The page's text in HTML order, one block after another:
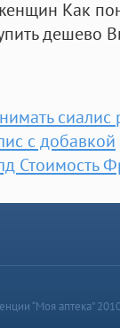
Как
дешево
сиалис
с добавкой
Стоимость
“Моя аптека”